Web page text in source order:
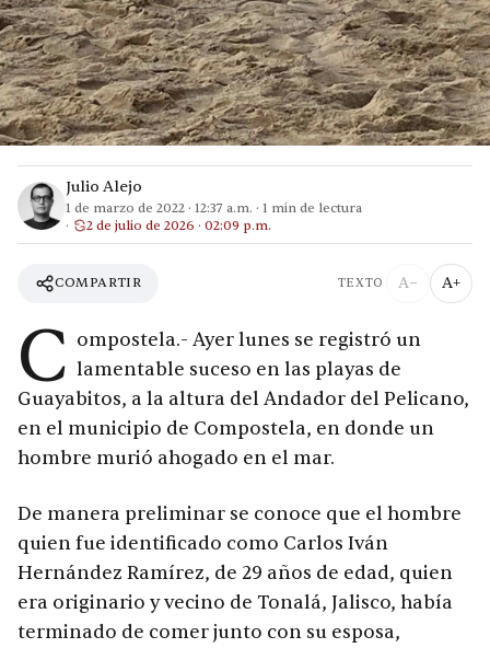
Julio Alejo
1 de marzo de 2022 · 12:37 a.m. · 1 min de lectura
2 de julio de 2026 · 02:09 p.m.
COMPARTIR TEXTO A− A+
C ompostela.- Ayer lunes se registró un
lamentable suceso en las playas de
Guayabitos, a la altura del Andador del Pelicano,
en el municipio de Compostela, en donde un
hombre murió ahogado en el mar.
De manera preliminar se conoce que el hombre
quien fue identificado como Carlos Iván
Hernández Ramírez, de 29 años de edad, quien
era originario y vecino de Tonalá, Jalisco, había
terminado de comer junto con su esposa,